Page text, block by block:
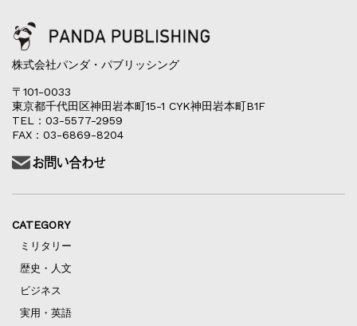
株式会社パンダ・パブリッシング
〒101-0033
東京都千代田区神田岩本町15-1 CYK神田岩本町B1F
TEL：03-5577-2959
FAX：03-6869-8204
CATEGORY
ミリタリー
歴史・人文
ビジネス
実用・英語